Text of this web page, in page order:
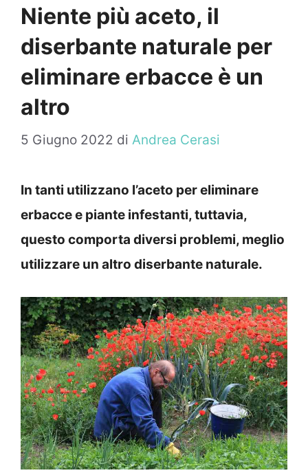
Niente più aceto, il
diserbante naturale per
eliminare erbacce è un
altro
5 Giugno 2022 di Andrea Cerasi
In tanti utilizzano l’aceto per eliminare
erbacce e piante infestanti, tuttavia,
questo comporta diversi problemi, meglio
utilizzare un altro diserbante naturale.